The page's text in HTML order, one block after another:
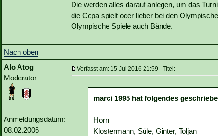
Die werden alles darauf anlegen, um das
die Copa spielt oder lieber bei den
Olympische Spiele auch Bände.
Nach oben
Alo Atog
Moderator
Anmeldungsdatum:
08.02.2006
Verfasst am: 15 Jul 2016 21:59 Titel:
marci 1995 hat folgendes
Horn
Klostermann, Süle, Ginter, Toljan